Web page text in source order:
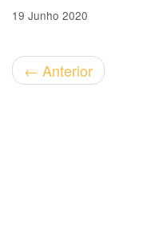
19 Junho 2020
← Anterior